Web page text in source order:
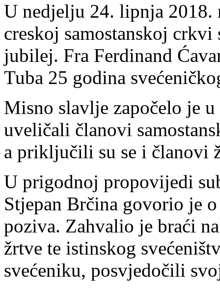
U nedjelju 24. lipnja 2018.
creskoj samostanskoj
jubilej. Fra Ferdinand
Tuba 25 godina
Misno slavlje započelo je
uveličali članovi
a priključili su se i članovi
U prigodnoj propovijedi
Stjepan Brčina govorio je
poziva. Zahvalio je braći
žrtve te istinskog
svećeniku, posvjedočili